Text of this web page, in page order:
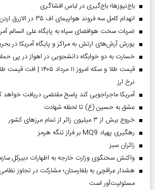
باج‌نیوزها؛ باج‌گیری در لباس افشاگری
انهدام کامل سه فروند هواپیمای اف ۳۵ در الازرق اردن
ضربات سخت هوافضای سپاه به پایگاه علی السالم
یورش آرش‌های ارتش به مراکز و پایگاه‌ آمریکا در
خسارت به دو خوابگاه دانشجویی در اهواز در پی
قیمت طلا و سکه امروز ۱۱
نرخ ارز
آمریکا ماجراجویی کند پاسخ مقتضی دریافت خواهد
عشق به حسین (ع) تا لحظه شهادت
خروج بیش از ۳ میلیون زائر از تمام مرز‌های کشور
رهگیری پهپاد MQ9 بر فراز تنگه هرمز
‌زائران سبز
واکنش سخنگوی وزارت خارجه به اظهارات دبیرکل
هشدار عراقچی به بلغارستان؛ مشارکت در تجاوز نظامی
مسئولیت‌آور است